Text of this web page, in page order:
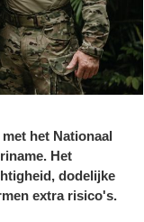
het Nationaal
Het
dodelijke
extra risico's.